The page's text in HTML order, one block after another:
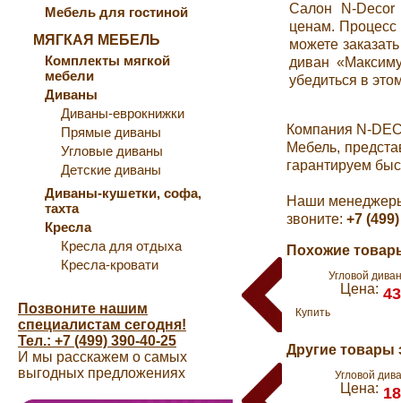
Мебель для гостиной
МЯГКАЯ МЕБЕЛЬ
Комплекты мягкой
мебели
Диваны
Диваны-еврокнижки
Прямые диваны
Угловые диваны
Детские диваны
Диваны-кушетки, софа,
тахта
Кресла
Кресла для отдыха
Кресла-кровати
Позвоните нашим
специалистам сегодня!
Тел.: +7 (499) 390-40-25
И мы расскажем о самых
выгодных предложениях
Салон N-Decor
ценам. Процесс
можете
диван
убедиться в
Компания N-
Мебель,
гарантируем
Наши
звоните: +7
Похожие
Угловой
Цена:
Купить
Другие товары
Угловой
Цена: